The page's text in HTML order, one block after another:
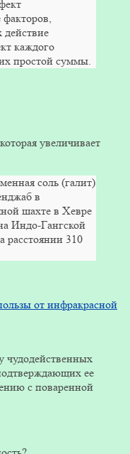
факторов,
действие
каждого
простой суммы.
увеличивает
соль (галит)
в
шахте в Хевре
Индо-Гангской
расстоянии 310
чудодейственных
ее
с поваренной